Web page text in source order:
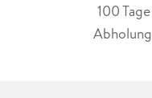
100